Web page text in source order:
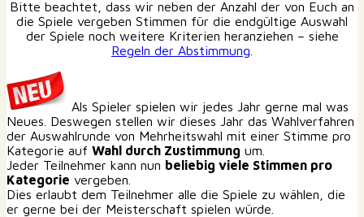
Bitte beachtet, dass wir neben der Anzahl der von Euch an
die Spiele vergeben Stimmen für die endgültige Auswahl
der Spiele noch weitere Kriterien heranziehen – siehe
Regeln der Abstimmung
Als Spieler spielen wir jedes Jahr gerne mal was
Neues. Deswegen stellen wir dieses Jahr das Wahlverfahren
der Auswahlrunde von Mehrheitswahl mit einer Stimme pro
Kategorie auf Wahl durch Zustimmung um.
Jeder Teilnehmer kann nun beliebig viele Stimmen pro
Kategorie vergeben.
Dies erlaubt dem Teilnehmer alle die Spiele zu wählen, die
er gerne bei der Meisterschaft spielen würde.